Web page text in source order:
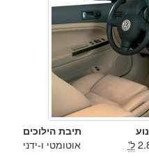
ל'
תיבת הילוכים
אוטומטי ו-ידני